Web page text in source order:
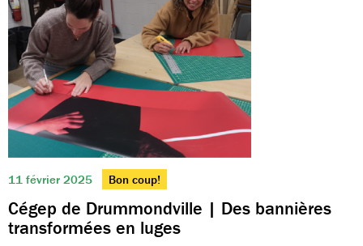
11 février 2025 Bon coup!
Cégep de Drummondville | Des bannières
transformées en luges